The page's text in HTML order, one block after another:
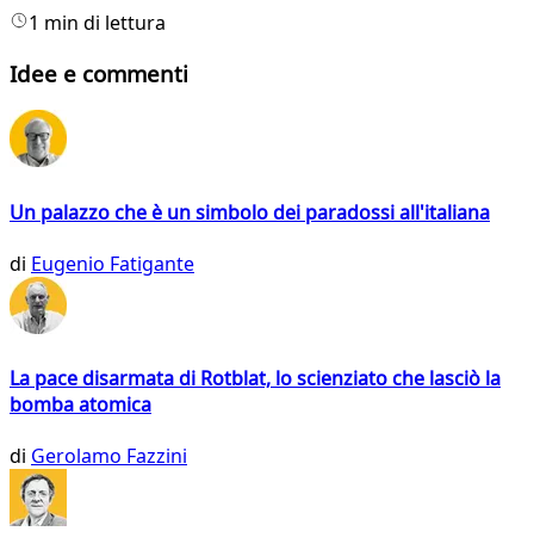
1 min di lettura
Idee e commenti
Un palazzo che è un simbolo dei paradossi all'italiana
di Eugenio Fatigante
La pace disarmata di Rotblat, lo scienziato che lasciò la
bomba atomica
di Gerolamo Fazzini